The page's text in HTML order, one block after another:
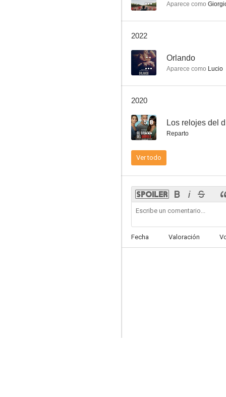
Aparece como
2022
-- Orlando
Aparece como Lucio
2020
5.8 Los relojes del
Reparto
Ver todo
Fecha Valoración